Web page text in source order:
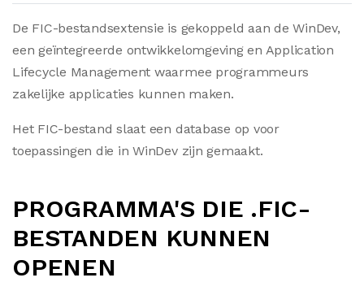
De FIC-bestandsextensie is gekoppeld aan de WinDev,
een geïntegreerde ontwikkelomgeving en Application
Lifecycle Management waarmee programmeurs
zakelijke applicaties kunnen maken.
Het FIC-bestand slaat een database op voor
toepassingen die in WinDev zijn gemaakt.
PROGRAMMA'S DIE .FIC-
BESTANDEN KUNNEN
OPENEN